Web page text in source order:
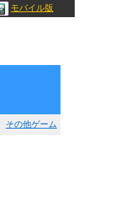
モバイル版
その他ゲーム